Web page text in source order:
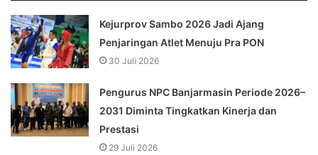
Kejurprov Sambo 2026 Jadi Ajang
Penjaringan Atlet Menuju Pra PON
30 Juli 2026
Pengurus NPC Banjarmasin Periode 2026–
2031 Diminta Tingkatkan Kinerja dan
Prestasi
29 Juli 2026